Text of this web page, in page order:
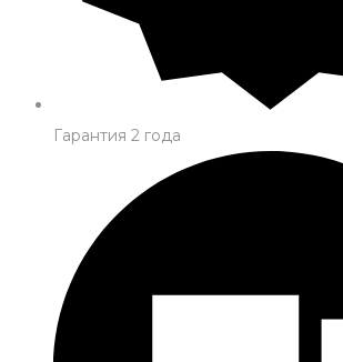
Гарантия 2 года